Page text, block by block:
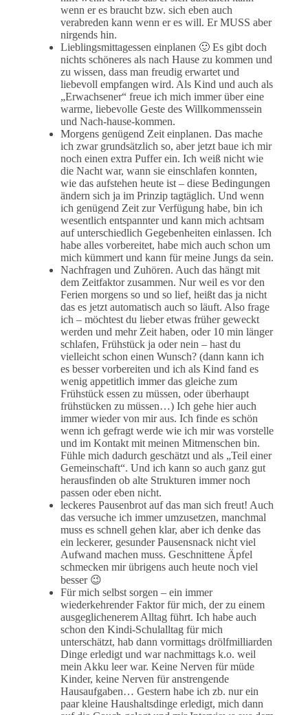
wenn er es braucht bzw. sich eben auch
verabreden kann wenn er es will. Er MUSS aber
nirgends hin.
Lieblingsmittagessen einplanen 🙂 Es gibt doch
nichts schöneres als nach Hause zu kommen und
zu wissen, dass man freudig erwartet und
liebevoll empfangen wird. Als Kind und auch als
„Erwachsener“ freue ich mich immer über eine
warme, liebevolle Geste des Willkommenssein
und Nach-hause-kommen.
Morgens genügend Zeit einplanen. Das mache
ich zwar grundsätzlich so, aber jetzt baue ich mir
noch einen extra Puffer ein. Ich weiß nicht wie
die Nacht war, wann sie einschlafen konnten,
wie das aufstehen heute ist – diese Bedingungen
ändern sich ja im Prinzip tagtäglich. Und wenn
ich genügend Zeit zur Verfügung habe, bin ich
wesentlich entspannter und kann mich achtsam
auf unterschiedlich Gegebenheiten einlassen. Ich
habe alles vorbereitet, habe mich auch schon um
mich kümmert und kann für meine Jungs da sein.
Nachfragen und Zuhören. Auch das hängt mit
dem Zeitfaktor zusammen. Nur weil es vor den
Ferien morgens so und so lief, heißt das ja nicht
das es jetzt automatisch auch so läuft. Also frage
ich – möchtest du lieber etwas früher geweckt
werden und mehr Zeit haben, oder 10 min länger
schlafen, Frühstück ja oder nein – hast du
vielleicht schon einen Wunsch? (dann kann ich
es besser vorbereiten und ich als Kind fand es
wenig appetitlich immer das gleiche zum
Frühstück essen zu müssen, oder überhaupt
frühstücken zu müssen…) Ich gehe hier auch
immer wieder von mir aus. Ich finde es schön
wenn ich gefragt werde wie ich mir was vorstelle
und im Kontakt mit meinen Mitmenschen bin.
Fühle mich dadurch geschätzt und als „Teil einer
Gemeinschaft“. Und ich kann so auch ganz gut
herausfinden ob alte Strukturen immer noch
passen oder eben nicht.
leckeres Pausenbrot auf das man sich freut! Auch
das versuche ich immer umzusetzen, manchmal
muss es schnell gehen klar, aber ich denke das
ein leckerer, gesunder Pausensnack nicht viel
Aufwand machen muss. Geschnittene Äpfel
schmecken mir übrigens auch heute noch viel
besser 😉
Für mich selbst sorgen – ein immer
wiederkehrender Faktor für mich, der zu einem
ausgeglichenerem Alltag führt. Ich habe auch
schon den Kindi-Schulalltag für mich
unterschätzt, hab dann vormittags drölfmilliarden
Dinge erledigt und war nachmittags k.o. weil
mein Akku leer war. Keine Nerven für müde
Kinder, keine Nerven für anstrengende
Hausaufgaben… Gestern habe ich zb. nur ein
paar kleine Haushaltsdinge erledigt, mich dann